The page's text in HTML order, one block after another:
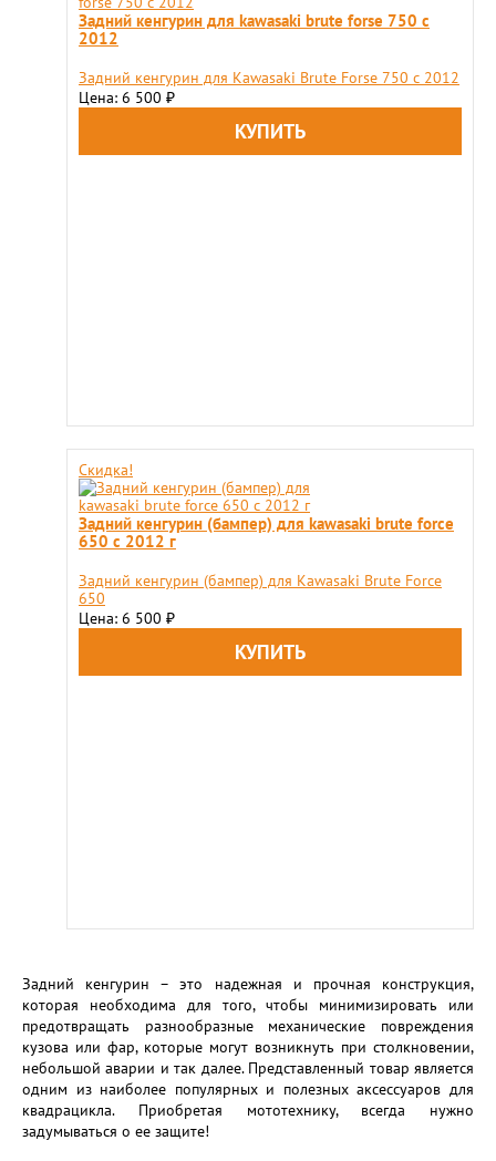
Задний кенгурин для kawasaki brute forse 750 с
2012
Задний кенгурин для Kawasaki Brute Forse 750 с 2012
Цена: 6 500 ₽
Скидка!
Задний кенгурин (бампер) для kawasaki brute force
650 с 2012 г
Задний кенгурин (бампер) для Kawasaki Brute Force
650
Цена: 6 500 ₽
Задний кенгурин – это надежная и прочная конструкция,
которая необходима для того, чтобы минимизировать или
предотвращать разнообразные механические повреждения
кузова или фар, которые могут возникнуть при столкновении,
небольшой аварии и так далее. Представленный товар является
одним из наиболее популярных и полезных аксессуаров для
квадрацикла. Приобретая мототехнику, всегда нужно
задумываться о ее защите!